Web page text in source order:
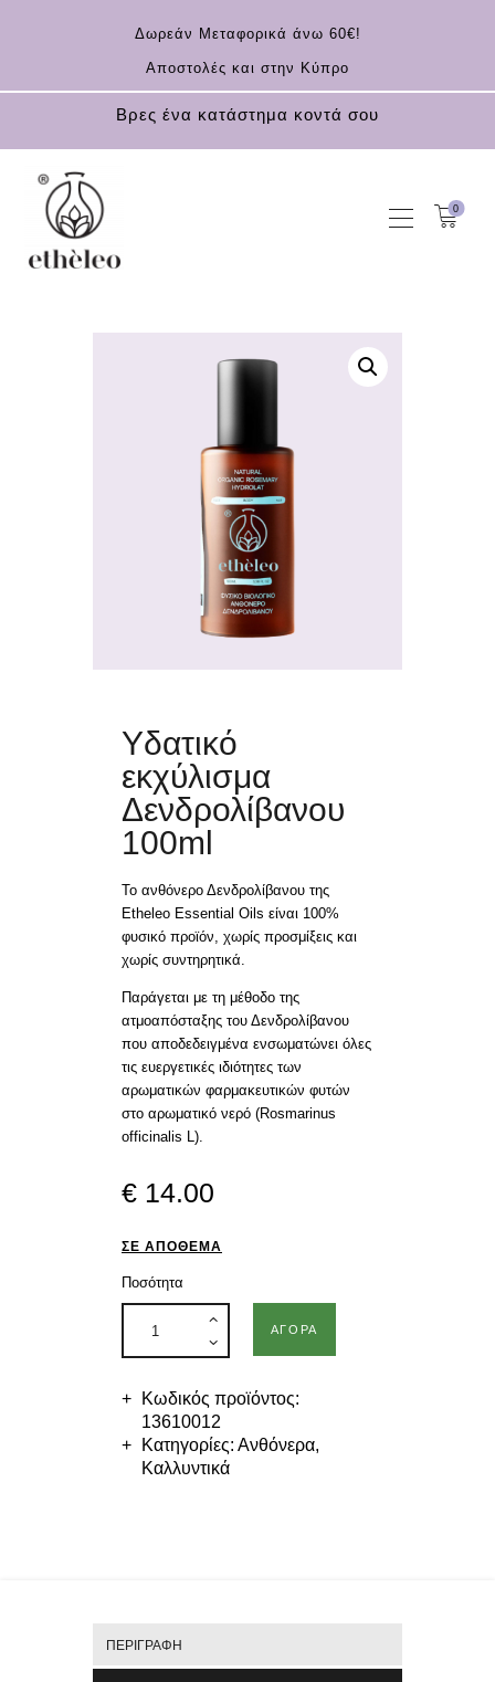
Δωρεάν Μεταφορικά άνω 60€!
Αποστολές και στην Κύπρο
Βρες ένα κατάστημα κοντά σου
0
ΑΡΧΙΚΗ
ΚΑΛΛΥΝΤΙΚΆ
ΑΙΘΕΡΙΑ ΕΛΑΙΑ
ΕΠΙΚΟΙΝΩΝΙΑ
Υδατικό
εκχύλισμα
Δενδρολίβανου
100ml
Το ανθόνερο Δενδρολίβανου της
Etheleo Essential Oils είναι 100%
φυσικό προϊόν, χωρίς προσμίξεις και
χωρίς συντηρητικά.
Παράγεται με τη μέθοδο της
ατμοαπόσταξης του Δενδρολίβανου
που αποδεδειγμένα ενσωματώνει όλες
τις ευεργετικές ιδιότητες των
αρωματικών φαρμακευτικών φυτών
στο αρωματικό νερό (Rosmarinus
officinalis L).
€ 14.00
ΣΕ ΑΠΌΘΕΜΑ
Ποσότητα
ΑΓΟΡΆ
Κωδικός προϊόντος:
13610012
Κατηγορίες:Ανθόνερα,
Καλλυντικά
ΠΕΡΙΓΡΑΦΉ